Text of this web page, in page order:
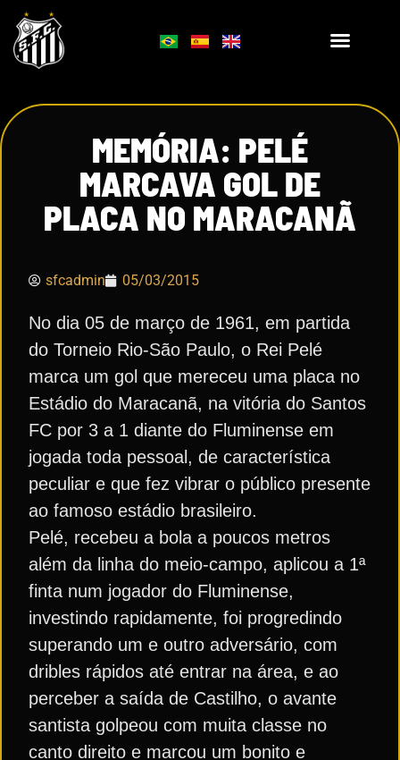
MEMÓRIA: PELÉ
MARCAVA GOL DE
PLACA NO MARACANÃ
sfcadmin 05/03/2015
No dia 05 de março de 1961, em partida
do Torneio Rio-São Paulo, o Rei Pelé
marca um gol que mereceu uma placa no
Estádio do Maracanã, na vitória do Santos
FC por 3 a 1 diante do Fluminense em
jogada toda pessoal, de característica
peculiar e que fez vibrar o público presente
ao famoso estádio brasileiro.
Pelé, recebeu a bola a poucos metros
além da linha do meio-campo, aplicou a 1ª
finta num jogador do Fluminense,
investindo rapidamente, foi progredindo
superando um e outro adversário, com
dribles rápidos até entrar na área, e ao
perceber a saída de Castilho, o avante
santista golpeou com muita classe no
canto direito e marcou um bonito e